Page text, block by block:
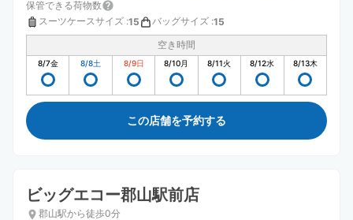
保管できる荷物数
スーツケースサイズ :15 バッグサイズ :15
空き時間
8/7金 8/8土 8/9日 8/10月 8/11火 8/12水 8/13木
この店舗を予約する
ビッグエコー郡山駅前店
郡山駅から徒歩0分